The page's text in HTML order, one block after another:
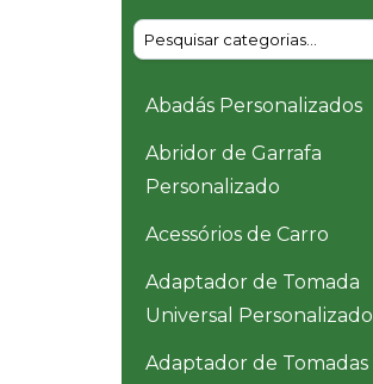
Abadás Personalizados
Abridor de Garrafa
Personalizado
Acessórios de Carro
Adaptador de Tomada
Universal Personalizado
Adaptador de Tomadas